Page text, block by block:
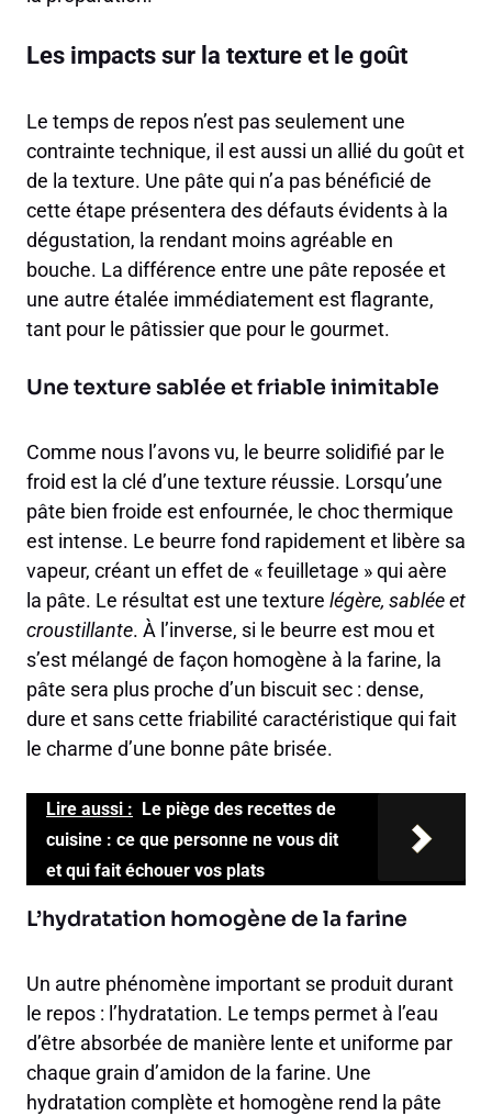
Les impacts sur la texture et le goût
Le temps de repos n’est pas seulement une
contrainte technique, il est aussi un allié du goût et
de la texture. Une pâte qui n’a pas bénéficié de
cette étape présentera des défauts évidents à la
dégustation, la rendant moins agréable en
bouche. La différence entre une pâte reposée et
une autre étalée immédiatement est flagrante,
tant pour le pâtissier que pour le gourmet.
Une texture sablée et friable inimitable
Comme nous l’avons vu, le beurre solidifié par le
froid est la clé d’une texture réussie. Lorsqu’une
pâte bien froide est enfournée, le choc thermique
est intense. Le beurre fond rapidement et libère sa
vapeur, créant un effet de « feuilletage » qui aère
la pâte. Le résultat est une texture légère, sablée et
croustillante. À l’inverse, si le beurre est mou et
s’est mélangé de façon homogène à la farine, la
pâte sera plus proche d’un biscuit sec : dense,
dure et sans cette friabilité caractéristique qui fait
le charme d’une bonne pâte brisée.
Lire aussi :
Le piège des recettes de
cuisine : ce que personne ne vous dit
et qui fait échouer vos plats
L’hydratation homogène de la farine
Un autre phénomène important se produit durant
le repos : l’hydratation. Le temps permet à l’eau
d’être absorbée de manière lente et uniforme par
chaque grain d’amidon de la farine. Une
hydratation complète et homogène rend la pâte